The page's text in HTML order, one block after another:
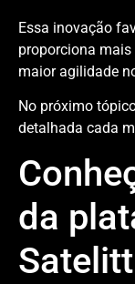
Essa inovação
proporciona
maior agilidade
No próximo
detalhada cada
da